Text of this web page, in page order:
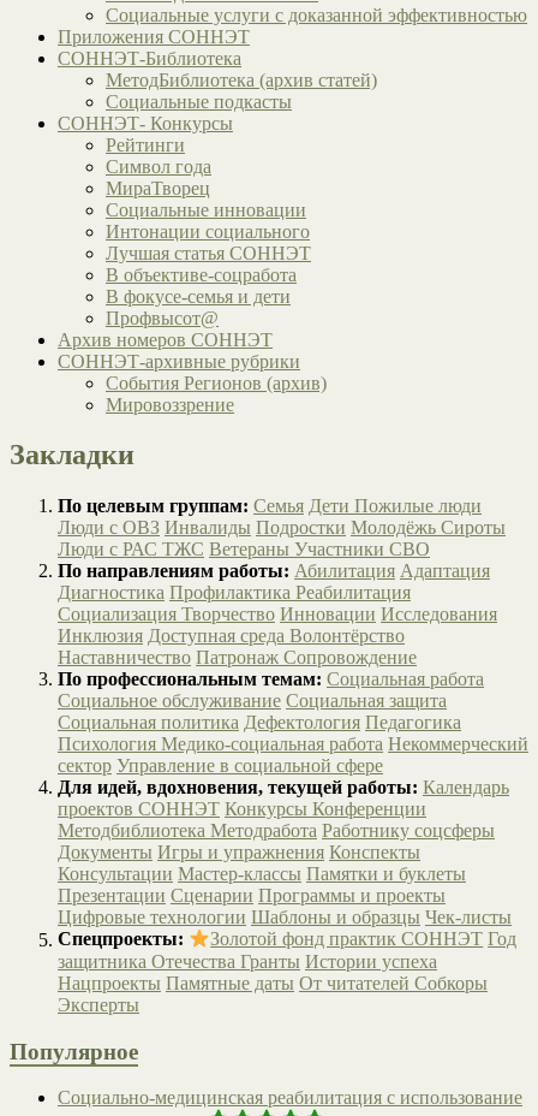
Социальные услуги с доказанной эффективностью
Приложения СОННЭТ
СОННЭТ-Библиотека
МетодБиблиотека (архив статей)
Социальные подкасты
СОННЭТ- Конкурсы
Рейтинги
Символ года
МираТворец
Социальные инновации
Интонации социального
Лучшая статья СОННЭТ
В объективе-соцработа
В фокусе-семья и дети
Профвысот@
Архив номеров СОННЭТ
СОННЭТ-архивные рубрики
События Регионов (архив)
Мировоззрение
Закладки
По целевым группам: Семья Дети Пожилые люди
Люди с ОВЗ Инвалиды Подростки Молодёжь Сироты
Люди с РАС ТЖС Ветераны Участники СВО
По направлениям работы: Абилитация Адаптация
Диагностика Профилактика Реабилитация
Социализация Творчество Инновации Исследования
Инклюзия Доступная среда Волонтёрство
Наставничество Патронаж Сопровождение
По профессиональным темам: Социальная работа
Социальное обслуживание Социальная защита
Социальная политика Дефектология Педагогика
Психология Медико-социальная работа Некоммерческий
сектор Управление в социальной сфере
Для идей, вдохновения, текущей работы: Календарь
проектов СОННЭТ Конкурсы Конференции
Методбиблиотека Методработа Работнику соцсферы
Документы Игры и упражнения Конспекты
Консультации Мастер-классы Памятки и буклеты
Презентации Сценарии Программы и проекты
Цифровые технологии Шаблоны и образцы Чек-листы
Спецпроекты:
Золотой фонд практик СОННЭТ Год
защитника Отечества Гранты Истории успеха
Нацпроекты Памятные даты От читателей Собкоры
Эксперты
Популярное
Социально-медицинская реабилитация с использование